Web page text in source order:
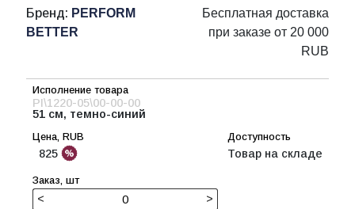
Бренд: PERFORM
BETTER
Бесплатная доставка
при заказе от 20 000
RUB
PI\1220-05\00-00-00
51 см, темно-синий
825 Товар на складе
< >